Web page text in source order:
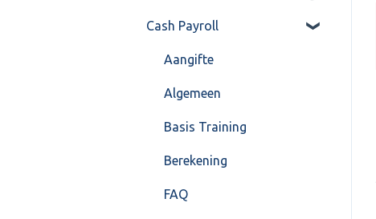
Formulierlayout
Voorraad
Overig
VoorraadService &
Algemeen
Inrichting
Jaarafsluiting
Salarisberekening
Overig
FAQ – Beëindiging CASH
Cash Payroll
Aangifte
Algemeen
Basis Training
Berekening
FAQ